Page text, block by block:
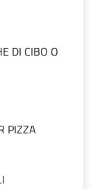
DI CIBO O
PIZZA